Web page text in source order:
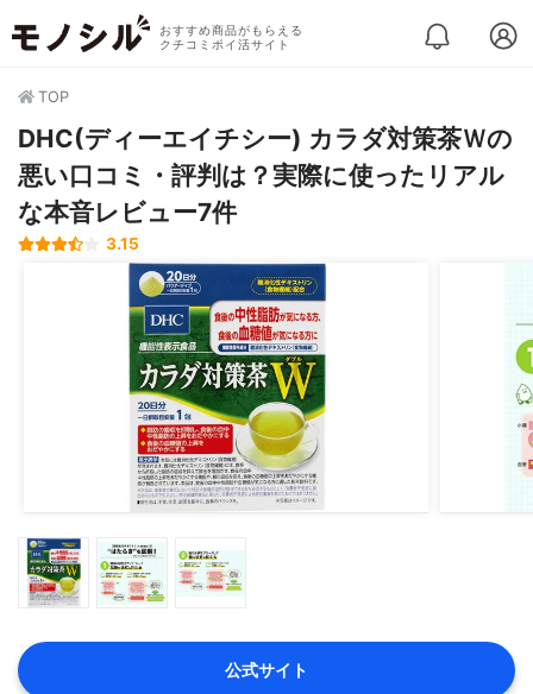
おすすめ商品がもらえる
クチコミポイ活サイト
TOP
DHC(ディーエイチシー) カラダ対策茶Ｗの
悪い口コミ・評判は？実際に使ったリアル
な本音レビュー7件
3.15
公式サイト